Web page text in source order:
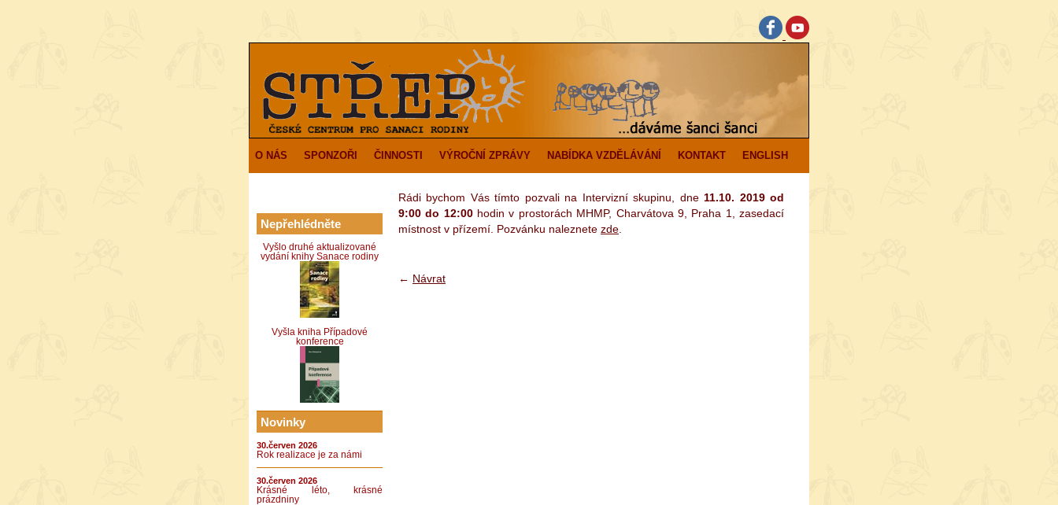
O NÁS SPONZOŘI ČINNOSTI VÝROČNÍ ZPRÁVY NABÍDKA VZDĚLÁVÁNÍ KONTAKT ENGLISH
Nepřehlédněte
Vyšlo druhé aktualizované
vydání knihy Sanace rodiny
Vyšla kniha Případové
konference
Novinky
30.červen 2026
Rok realizace je za námi
30.červen 2026
Krásné léto, krásné
prázdniny
Rádi bychom Vás tímto pozvali na Intervizní skupinu, dne 11.10. 2019 od
9:00 do 12:00hodin v prostorách MHMP, Charvátova 9, Praha 1, zasedací
místnost v přízemí. Pozvánku naleznete zde
← Návrat